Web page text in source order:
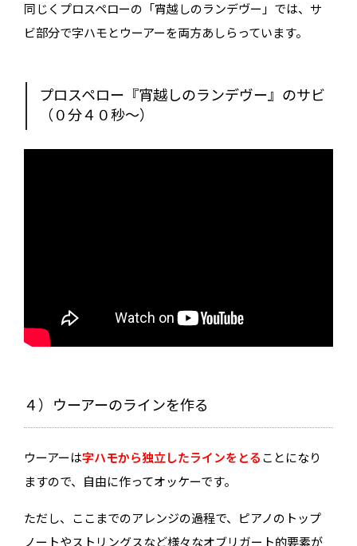
同じくプロスペローの「宵越しのランデヴー」では、サ
ビ部分で字ハモとウーアーを両方あしらっています。
プロスペロー『宵越しのランデヴー』のサビ
（０分４０秒〜）
４）ウーアーのラインを作る
ウーアーは字ハモから独立したラインをとることになり
ますので、自由に作ってオッケーです。
ただし、ここまでのアレンジの過程で、ピアノのトップ